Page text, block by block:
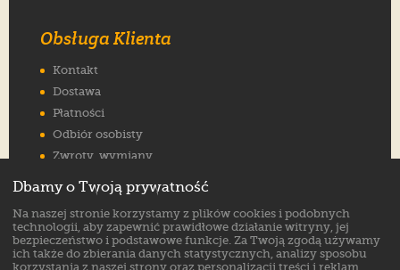
Obsługa Klienta
Kontakt
Dostawa
Płatności
Odbiór osobisty
Zwroty, wymiany
Jak wybrać rozmiar
FAQ
Dbamy o Twoją prywatność
Na naszej stronie korzystamy z plików cookies i podobnych
technologii, aby zapewnić prawidłowe działanie witryny, jej
bezpieczeństwo i podstawowe funkcje. Za Twoją zgodą używamy
ich także do zbierania danych statystycznych, analizy sposobu
korzystania z naszej strony oraz personalizacji treści i reklam.